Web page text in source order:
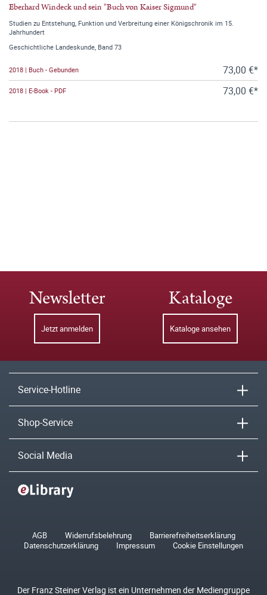
Eberhard Windeck und sein "Buch von Kaiser Sigmund"
Studien zu Entstehung, Funktion und Verbreitung einer Königschronik im 15.
Jahrhundert
Geschichtliche Landeskunde, Band 73
2018 | Buch - Gebunden 73,00 €*
2018 | E-Book - PDF 73,00 €*
Newsletter
Jetzt anmelden
Kataloge
Kataloge ansehen
Service-Hotline
Shop-Service
Social Media
AGB Widerrufsbelehrung
Barrierefreiheitserklärung
Datenschutzerklärung
Impressum Cookie Einstellungen
Der Franz Steiner Verlag ist ein Unternehmen der Mediengruppe